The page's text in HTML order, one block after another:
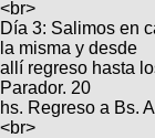
Fotos
del
DÃA
<br>
Día 3: Salimos en
la misma y desde
allí regreso hasta
Parador. 20
hs. Regreso a Bs.
<br>